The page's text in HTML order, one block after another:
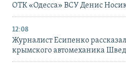
ОТК «Одесса» ВСУ Денис
12:08
Журналист Есипенко
крымского автомеханика